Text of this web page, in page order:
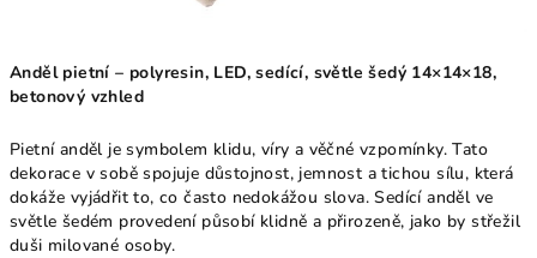
Anděl pietní – polyresin, LED, sedící, světle šedý 14×14×18,
betonový vzhled
Pietní anděl je symbolem klidu, víry a věčné vzpomínky. Tato
dekorace v sobě spojuje důstojnost, jemnost a tichou sílu, která
dokáže vyjádřit to, co často nedokážou slova. Sedící anděl ve
světle šedém provedení působí klidně a přirozeně, jako by střežil
duši milované osoby.